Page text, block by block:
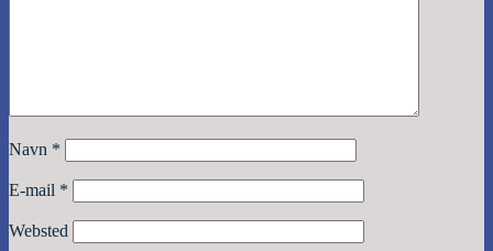
Navn *
E-mail *
Websted